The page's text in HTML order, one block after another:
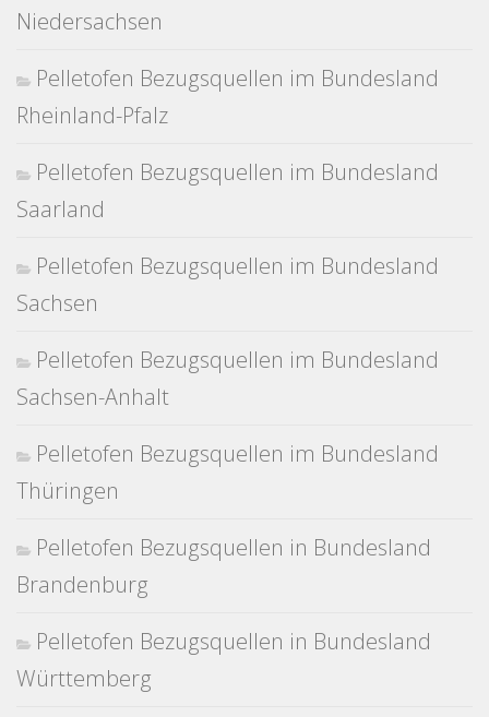
Niedersachsen
Pelletofen Bezugsquellen im Bundesland
Rheinland-Pfalz
Pelletofen Bezugsquellen im Bundesland
Saarland
Pelletofen Bezugsquellen im Bundesland
Sachsen
Pelletofen Bezugsquellen im Bundesland
Sachsen-Anhalt
Pelletofen Bezugsquellen im Bundesland
Thüringen
Pelletofen Bezugsquellen in Bundesland
Brandenburg
Pelletofen Bezugsquellen in Bundesland
Württemberg